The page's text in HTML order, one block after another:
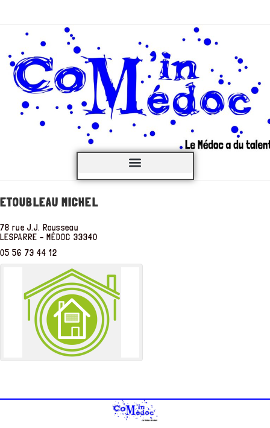
ETOUBLEAU MICHEL
78 rue J.J. Rousseau
LESPARRE – MÉDOC 33340
05 56 73 44 12